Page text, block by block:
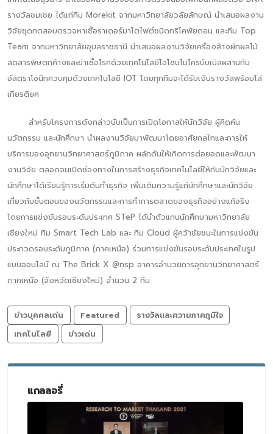
รางวัลชมเชย ได้แก่ทีม Morekit จากมหาวิทยาลัยวลัยลักษณ์ นำเสนอผลงาน
วิจัยชุดทดสอบตรวจหาเชื้อราเดอร์มาโตไฟต์ชนิดทริโคพัยตอน และทีม Top
Team จากมหาวิทยาลัยอุบลราชธานี นำเสนอผลงานวิจัยเครื่องล้างผักผลไม้
ลดสารพิษตกค้างและฆ่าเชื้อโรคด้วยเทคโนโลยีโอโซนไมโครบับเบิลผสานกับ
อัลตราโซนิกควบคุมด้วยเทคโนโลยี IOT โดยทุกทีมจะได้รับเงินรางวัลพร้อมโล่
เกียรติยศ
สำหรับโครงการดังกล่าวนับเป็นการเปิดโอกาสให้นักวิจัย ผู้คิดค้น
นวัตกรรม และนักศึกษา นำผลงานวิจัยมาพัฒนาโดยอาศัยกลไกและการให้
บริการของอุทยานวิทยาศาสตร์ภูมิภาค ผลักดันให้เกิดการต่อยอดและพัฒนา
งานวิจัย ตลอดจนเปิดช่องทางในการสร้างธุรกิจเทคโนโลยีให้กับนักวิจัยและ
นักศึกษาได้เรียนรู้การเริ่มต้นทำธุรกิจ เพิ่มเติมความรู้แก่นักศึกษาและนักวิจัย
เกี่ยวกับขั้นตอนของนวัตกรรมและการทำการตลาดของธุรกิจอย่างแท้จริง
โดยการแข่งขันรอบระดับประเทศ STeP ได้นำตัวแทนนักศึกษามหาวิทยาลัย
เชียงใหม่ ทีม Smart Tech Lab และ ทีม Cloud ผู้คว้าชัยชนะในการแข่งขัน
ประกวดรอบระดับภูมิภาค (ภาคเหนือ) ร่วมการแข่งขันรอบระดับประเทศในรูป
แบบออนไลน์ ณ The Brick X @nsp อาคารอำนวยการอุทยานวิทยาศาสตร์
ภาคเหนือ (จังหวัดเชียงใหม่) จำนวน 2 ทีม
ข่าวบุคคลเด่น Featured
รางวัลและความภาคภูมิใจ
เทคโนโลยี
ข่าวเด่น
แกลลอรี่